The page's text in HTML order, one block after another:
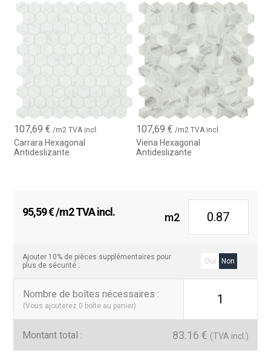
107,69€ /m2 TVA incl.
Carrara Hexagonal
Antideslizante
107,69 € /m2 TVA incl.
Viena Hexagonal
Antideslizante
95,59€/m2 TVA incl. m2
Ajouter 10% de pièces supplémentaires pour
plus de sécurité :
Oui Non
Nombre de boîtes nécessaires :
(Vous ajouterez 0 boîte au panier) 1
Montant total : 83.16 € (TVA incl.)